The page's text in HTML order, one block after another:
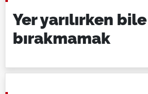
Yer yarılırken
bırakmamak